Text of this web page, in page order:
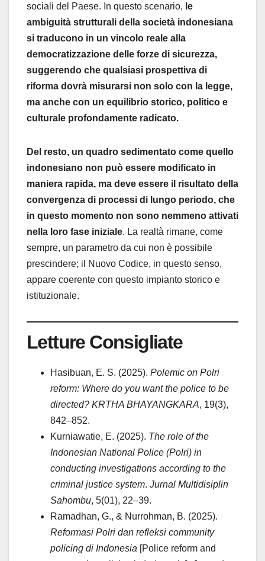
sociali del Paese. In questo scenario, le
ambiguità strutturali della società indonesiana
si traducono in un vincolo reale alla
democratizzazione delle forze di sicurezza,
suggerendo che qualsiasi prospettiva di
riforma dovrà misurarsi non solo con la legge,
ma anche con un equilibrio storico, politico e
culturale profondamente radicato.
Del resto, un quadro sedimentato come quello
indonesiano non può essere modificato in
maniera rapida, ma deve essere il risultato della
convergenza di processi di lungo periodo, che
in questo momento non sono nemmeno attivati
nella loro fase iniziale. La realtà rimane, come
sempre, un parametro da cui non è possibile
prescindere; il Nuovo Codice, in questo senso,
appare coerente con questo impianto storico e
istituzionale.
Letture Consigliate
Hasibuan, E. S. (2025). Polemic on Polri
reform: Where do you want the police to be
directed? KRTHA BHAYANGKARA, 19(3),
842–852.
Kurniawatie, E. (2025). The role of the
Indonesian National Police (Polri) in
conducting investigations according to the
criminal justice system. Jurnal Multidisiplin
Sahombu, 5(01), 22–39.
Ramadhan, G., & Nurrohman, B. (2025).
Reformasi Polri dan refleksi community
policing di Indonesia [Police reform and